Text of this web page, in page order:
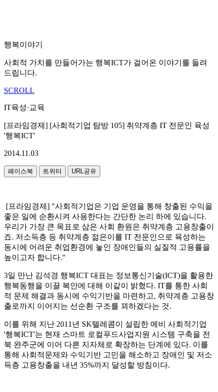
행복이야기
사회적 가치를 만들어가는 행복ICT가 걸어온 이야기를 들려
드립니다.
SCROLL
IT육성·교육
[프라임경제] [사회적기업 탐방 105] 취약계층 IT 전문인 육성
'행복ICT'
2014.11.03
페이스북 트위터 URL공유
[프라임경제] "사회적기업은 기업 운영을 통해 창출된 수익을
좋은 일에 순환시켜 사용한다는 간단한 논리 하에 있습니다.
우리가 가장 큰 목표로 삼은 사회 환원은 취약계층 고용창출이
죠. 저소득층 등 취약계층 젊은이를 IT 전문인으로 육성하는
동시에 어려운 취업환경에 놓인 장애인들의 실질적 고용률을
높이고자 합니다."
3일 만난 김석경 행복ICT 대표는 정보통신기술(ICT)을 활용한
행복동행을 이끌 복안에 대해 이같이 밝혔다. IT를 통한 사회
적 문제 해결과 동시에 수익기반을 마련하고, 취약계층 고용창
출로까지 이어지는 선순환 구조를 꾀하겠다는 것.
이를 위해 지난 2011년 SK텔레콤이 설립한 예비 사회적기업
'행복ICT'는 현재 스마트 로컬푸드사업지원 시스템 구축을 전
북 완주군에 이어 다른 지자체로 확장하는 단계에 있다. 이를
통해 사회적문제와 수익기반 고민을 해소하고 장애인 및 저소
득층 고용창출을 내년 35%까지 달성할 방침이다.